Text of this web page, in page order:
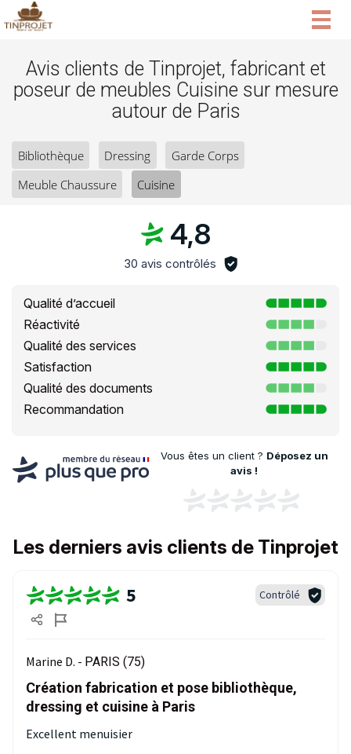
Avis clients de Tinprojet, fabricant et
poseur de meubles Cuisine sur mesure
autour de Paris
Bibliothèque Dressing
Garde Corps
Meuble Chaussure
Cuisine
4,8
30 avis contrôlés
Qualité d’accueil
Réactivité
Qualité des services
Satisfaction
Qualité des documents
Recommandation
Vous êtes un client ? Déposez un
avis !
Les derniers avis clients de Tinprojet
5 Contrôlé
Marine D. - PARIS (75)
Création fabrication et pose bibliothèque,
dressing et cuisine à Paris
Excellent menuisier